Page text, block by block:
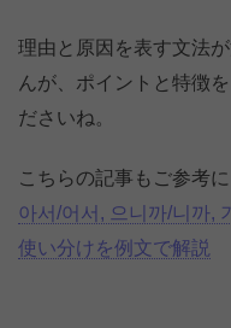
理由と原因を表す文法
んが、ポイントと特徴
ださいね。
こちらの記事もご参考
아서/어서, 으니까/니까,
使い分けを例文で解説